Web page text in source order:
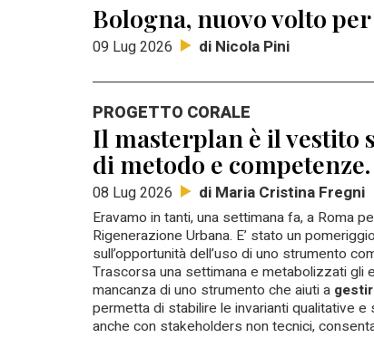
Bologna, nuovo volto
09 Lug 2026 di Nicola Pini
PROGETTO CORALE
Il masterplan è il vestito
di metodo e
08 Lug 2026 di Maria Cristina Fregni
Eravamo in tanti, una settimana fa, a Roma
Rigenerazione Urbana. E’ stato un
sull’opportunità dell’uso di uno strumento
Trascorsa una settimana e metabolizzati gli
mancanza di uno strumento che aiuti a
permetta di stabilire le invarianti qualitative
anche con stakeholders non tecnici,